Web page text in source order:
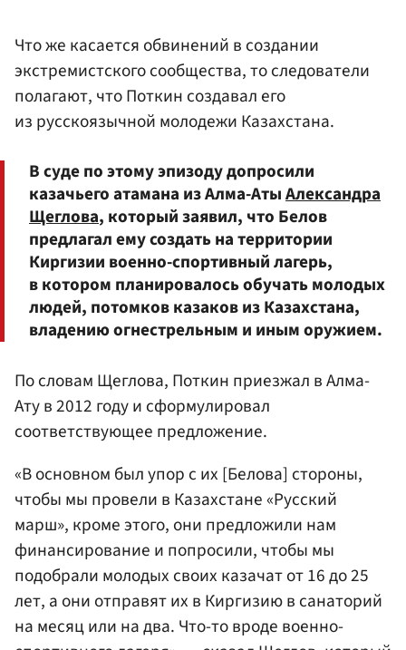
Что же касается обвинений в создании
экстремистского сообщества, то следователи
полагают, что Поткин создавал его
из русскоязычной молодежи Казахстана.
В суде по этому эпизоду допросили
казачьего атамана из Алма-АтыАлександра
Щеглова, который заявил, что Белов
предлагал ему создать на территории
Киргизии военно-спортивный лагерь,
в котором планировалось обучать молодых
людей, потомков казаков из Казахстана,
владению огнестрельным и иным оружием.
По словам Щеглова, Поткин приезжал в Алма-
Ату в 2012 году и сформулировал
соответствующее предложение.
«В основном был упор с их [Белова] стороны,
чтобы мы провели в Казахстане «Русский
марш», кроме этого, они предложили нам
финансирование и попросили, чтобы мы
подобрали молодых своих казачат от 16 до 25
лет, а они отправят их в Киргизию в санаторий
на месяц или на два. Что-то вроде военно-